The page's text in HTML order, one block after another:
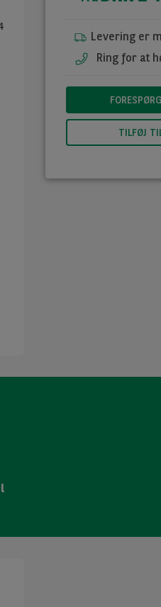
Levering er
Ring for at
TILFØJ